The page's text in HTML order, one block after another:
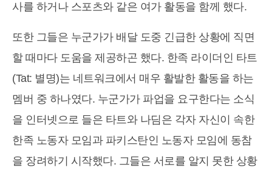
사를 하거나 스포츠와 같은 여가 활동을 함께 했다.
또한 그들은 누군가가 배달 도중 긴급한 상황에 직면
할 때마다 도움을 제공하곤 했다. 한족 라이더인 타트
(Tat: 별명)는 네트워크에서 매우 활발한 활동을 하는
멤버 중 하나였다. 누군가가 파업을 요구한다는 소식
을 인터넷으로 들은 타트와 나딤은 각자 자신이 속한
한족 노동자 모임과 파키스탄인 노동자 모임에 동참
을 장려하기 시작했다. 그들은 서로를 알지 못한 상황